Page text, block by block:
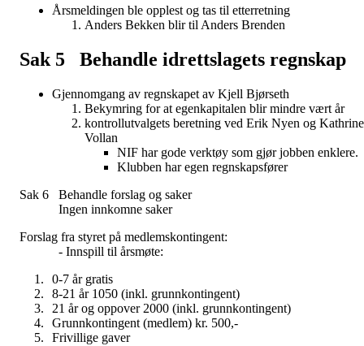
Årsmeldingen ble opplest og tas til etterretning
Anders Bekken blir til Anders Brenden
Sak 5 Behandle idrettslagets regnskap
Gjennomgang av regnskapet av Kjell Bjørseth
Bekymring for at egenkapitalen blir mindre vært år
kontrollutvalgets beretning ved Erik Nyen og Kathrine
Vollan
NIF har gode verktøy som gjør jobben enklere.
Klubben har egen regnskapsfører
Sak 6 Behandle forslag og saker
Ingen innkomne saker
Forslag fra styret på medlemskontingent:
- Innspill til årsmøte:
0-7 år gratis
8-21 år 1050 (inkl. grunnkontingent)
21 år og oppover 2000 (inkl. grunnkontingent)
Grunnkontingent (medlem) kr. 500,-
Frivillige gaver